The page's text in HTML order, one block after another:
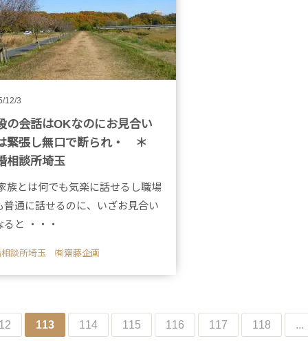
12/3
の会話はOKなのにお見合い
緊張し無口で断られ・ ＊
相談所埼玉
とは何でも気楽に話せるし職場
普通に話せるのに、いざお見合い
ると ・・・
相談所埼玉 ㈲齋藤企画
113 114 115 116 117 118 ...